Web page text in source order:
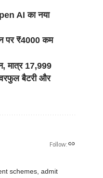
AI का नया
पर ₹4000 कम
मात्र 17,999
बैटरी और
Follow:
schemes, admit